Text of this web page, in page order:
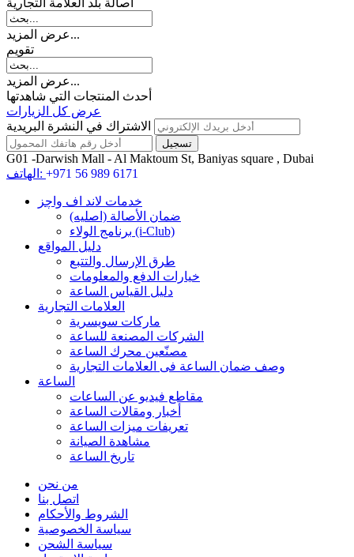
عرض المزيد...
تقويم
عرض المزيد...
أحدث المنتجات التي شاهدتها
عرض كل الزيارات
الاشتراك في النشرة البريدية
G01 -Darwish Mall - Al Maktoum St, Baniyas square , Dubai
الهاتف: +971 56 989 6171
خدمات لاند اف واچز
ضمان الأصالة (اصلیه)
برنامج الولاء (i-Club)
دليل المواقع
طرق الإرسال والتتبع
خيارات الدفع والمعلومات
دليل القياس الساعة
العلامات التجارية
ماركات سويسرية
الشركات المصنعة للساعة
مصنّعين محرك الساعة
وصف ضمان الساعة فی العلامات التجارية
الساعة
مقاطع فيديو عن الساعات
أخبار ومقالات الساعة
تعريفات ميزات الساعة
مشاهدة الصيانة
تاريخ الساعة
من نحن
اتصل بنا
الشروط والأحكام
سياسة الخصوصية
سياسة الشحن